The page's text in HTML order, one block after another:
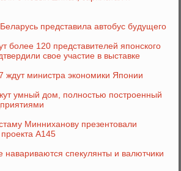
представила автобус будущего
более 120 представителей японского
свое участие в выставке
министра экономики Японии
умный дом, полностью построенный
Минниханову презентовали
А145
навариваются спекулянты и валютчики